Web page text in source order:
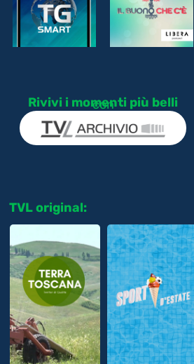
Rivivi i momenti più belli
con
TVL original: